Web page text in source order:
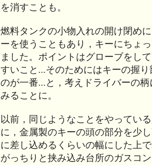
を消すことも。
燃料タンクの小物入れの開け閉め
ーを使うこともあり，キーにちょ
ました。ポイントはグローブをし
すいこと...そのためにはキーの握
のが一番...と，考えドライバーの
みることに。
以前，同じようなことをやってい
に，金属製のキーの頭の部分を少
に差し込めるくらいの幅にした上
がっちりと挟み込み台所のガスコ